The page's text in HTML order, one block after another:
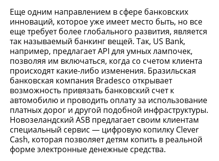
Еще одним направлением в сфере банковских
инноваций, которое уже имеет место быть, но все
еще требует более глобального развития, является
так называемый банкинг вещей. Так, US Bank,
например, предлагает API для умных лампочек,
позволяя им включаться, когда со счетом клиента
происходят какие-либо изменения. Бразильская
банковская компания Bradesco открывает
возможность привязать банковский счет к
автомобилю и проводить оплату за использование
платных дорог и другой подобной инфраструктуры.
Новозеландский ASB предлагает своим клиентам
специальный сервис — цифровую копилку Clever
Cash, которая позволяет детям копить в реальной
форме электронные денежные средства.